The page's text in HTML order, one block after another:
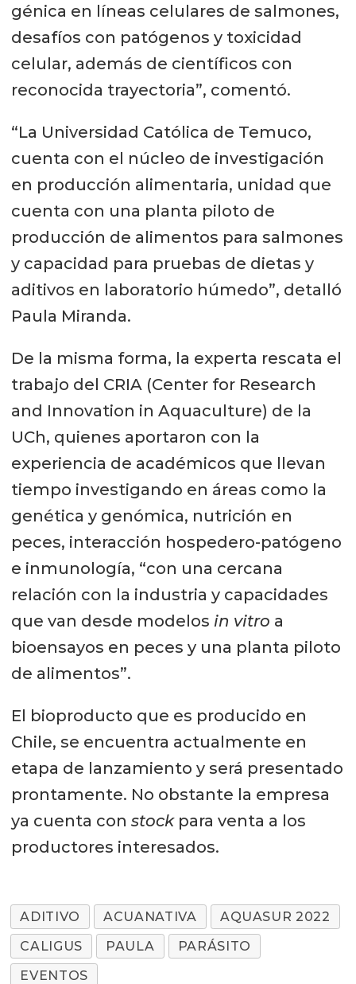
génica en líneas celulares de salmones,
desafíos con patógenos y toxicidad
celular, además de científicos con
reconocida trayectoria”, comentó.
“La Universidad Católica de Temuco,
cuenta con el núcleo de investigación
en producción alimentaria, unidad que
cuenta con una planta piloto de
producción de alimentos para salmones
y capacidad para pruebas de dietas y
aditivos en laboratorio húmedo”, detalló
Paula Miranda.
De la misma forma, la experta rescata el
trabajo del CRIA (Center for Research
and Innovation in Aquaculture) de la
UCh, quienes aportaron con la
experiencia de académicos que llevan
tiempo investigando en áreas como la
genética y genómica, nutrición en
peces, interacción hospedero-patógeno
e inmunología, “con una cercana
relación con la industria y capacidades
que van desde modelos in vitro a
bioensayos en peces y una planta piloto
de alimentos”.
El bioproducto que es producido en
Chile, se encuentra actualmente en
etapa de lanzamiento y será presentado
prontamente. No obstante la empresa
ya cuenta con stockpara venta a los
productores interesados.
ADITIVO ACUANATIVA
AQUASUR 2022
CALIGUS
PAULA
PARÁSITO
EVENTOS